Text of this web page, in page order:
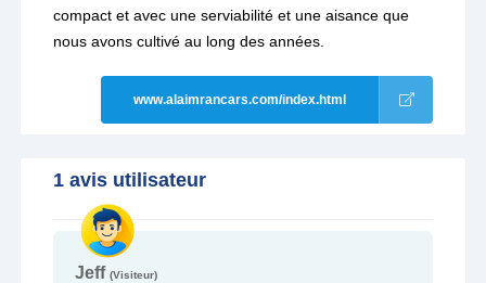
compact et avec une serviabilité et une aisance que
nous avons cultivé au long des années.
www.alaimrancars.com/index.html
1 avis utilisateur
Jeff (Visiteur)